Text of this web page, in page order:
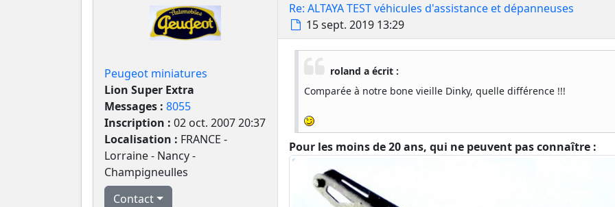
Peugeot miniatures
Lion Super Extra
Messages : 8055
Inscription : 02 oct. 2007 20:37
Localisation : FRANCE -
Lorraine - Nancy -
Champigneulles
Contact
Re: ALTAYA TEST véhicules d'assistance et dépanneuses
Message
15 sept. 2019 13:29
roland a écrit :
Comparée à notre bone vieille Dinky, quelle différence !!!
Pour les moins de 20 ans, qui ne peuvent pas connaître :